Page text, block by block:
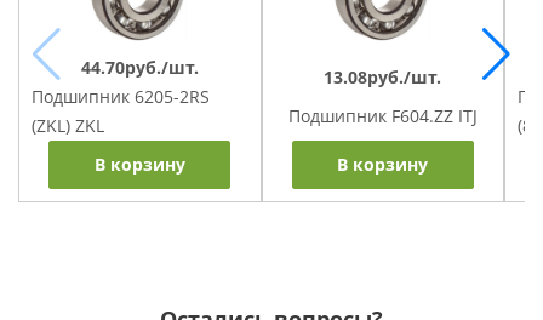
44.70руб./шт.
Подшипник 6205-2RS
(ZKL) ZKL
В корзину
13.08руб./шт.
Подшипник F604.ZZ ITJ
В корзину